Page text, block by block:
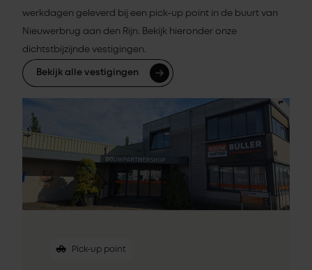
werkdagen geleverd bij een pick-up point in de buurt van
Nieuwerbrug aan den Rijn. Bekijk hieronder onze
dichtstbijzijnde vestigingen.
Bekijk alle vestigingen
Pick-up point